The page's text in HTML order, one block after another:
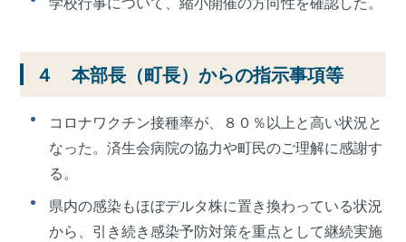
４ 本部長（町長）からの指示事項等
コロナワクチン接種率が、８０％以上と高い状況と
なった。済生会病院の協力や町民のご理解に感謝す
る。
県内の感染もほぼデルタ株に置き換わっている状況
から、引き続き感染予防対策を重点として継続実施